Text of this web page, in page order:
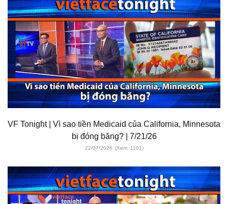
VF Tonight | Vì sao tiền Medicaid của California, Minnesota
bị đóng băng? | 7/21/26
22/07/2026 (Xem: 1101)